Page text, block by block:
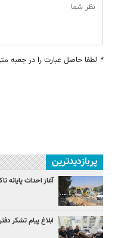
* لطفا حاصل عبارت را در جعبه
پربازدیدترین
آغاز احداث پایانه
ابلاغ پیام تشکر